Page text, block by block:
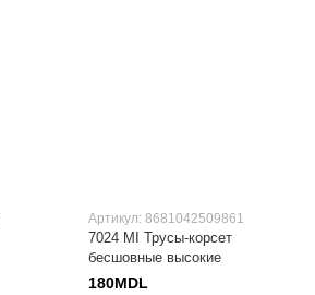
Артикул: 8681042509861
7024 MI Трусы-корсет
бесшовные высокие
180MDL